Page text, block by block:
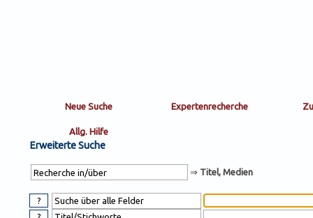
Erweiterte Suche
⇒ Titel, Medien